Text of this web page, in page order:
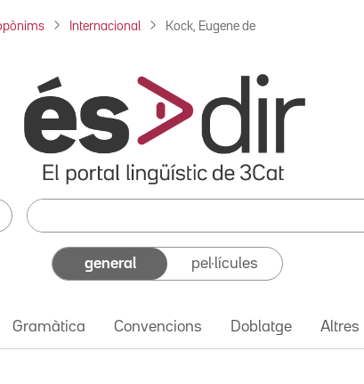
Internacional Kock, Eugene de
general pel·lícules
Gramàtica Convencions Doblatge Altres